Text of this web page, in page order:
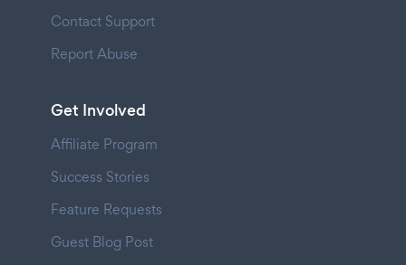
Contact Support
Report Abuse
Get Involved
Affiliate Program
Success Stories
Feature Requests
Guest Blog Post